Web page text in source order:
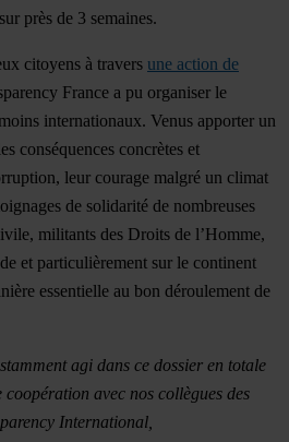
près de 3 semaines.
citoyens à travers une action de
France a pu organiser le
internationaux. Venus apporter un
conséquences concrètes et
leur courage malgré un climat
de solidarité de nombreuses
militants des Droits de l’Homme,
et particulièrement sur le continent
essentielle au bon déroulement de
agi dans ce dossier en totale
coopération avec nos collègues des
International,